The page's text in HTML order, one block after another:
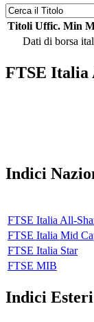
Titoli Uffic. Min
Dati di borsa
FTSE Italia
Indici
FTSE Italia All-
FTSE Italia Mid
FTSE Italia Star
FTSE MIB
Indici Esteri